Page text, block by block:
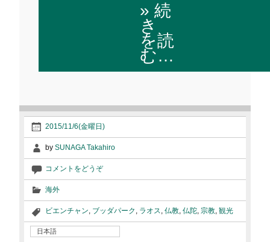
» 続
き
を読
む…
2015/11/6(金曜日)
by SUNAGA Takahiro
コメントをどうぞ
海外
ビエンチャン, ブッダパーク , ラオス, 仏教, 仏陀, 宗教, 観光
日本語